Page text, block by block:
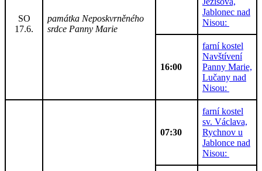
SO
17.6.
památka Neposkvrněného
srdce Panny Marie
Jablonec nad
Nisou:
16:00
farní kostel
Navštívení
Panny Marie,
Lučany nad
Nisou:
07:30
farní kostel
sv. Václava,
Rychnov u
Jablonce nad
Nisou: